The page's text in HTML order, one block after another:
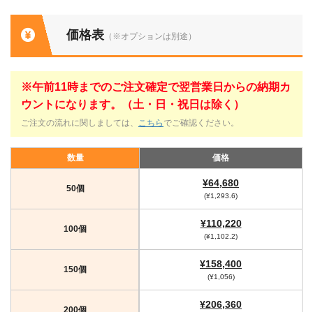
価格表 （※オプションは別途）
※午前11時までのご注文確定で翌営業日からの納期カ
ウントになります。（土・日・祝日は除く）
ご注文の流れに関しましては、 こちら でご確認ください。
数量 価格
50個 ¥64,680
(¥1,293.6)
100個 ¥110,220
(¥1,102.2)
150個 ¥158,400
(¥1,056)
200個 ¥206,360